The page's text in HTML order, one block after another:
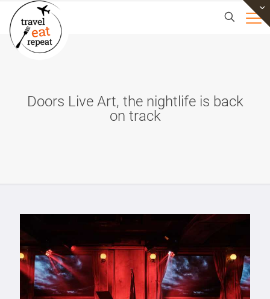
Doors Live Art, the nightlife is back
on track